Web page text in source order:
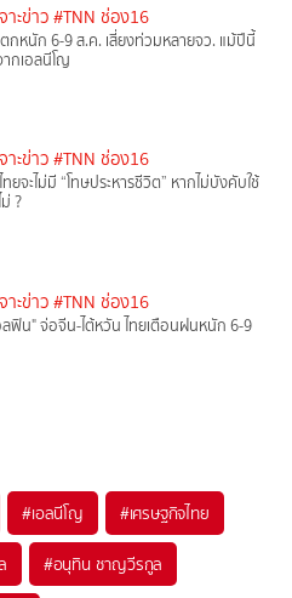
าะข่าว #TNN ช่อง16
กหนัก 6-9 ส.ค. เสี่ยงท่วมหลายจว. แม้ปีนี้
กเอลนีโญ
าะข่าว #TNN ช่อง16
ยจะไม่มี “โทษประหารชีวิต” หากไม่บังคับใช้
?​
าะข่าว #TNN ช่อง16
ฟิน" จ่อจีน-ไต้หวัน ไทยเตือนฝนหนัก 6-9
#เอลนีโญ #เศรษฐกิจไทย
#อนุทิน ชาญวีรกูล